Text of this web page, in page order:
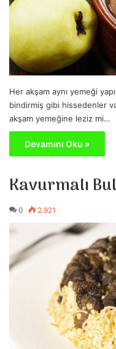
Her akşam aynı yemeği
bindirmiş gibi hissedenler
akşam yemeğine leziz mi…
Devamını Oku »
Kavurmalı
0 2.921